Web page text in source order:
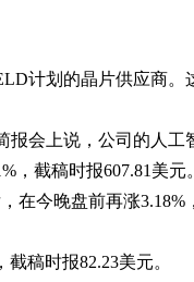
计划的晶片供应商
会上说，公司的人
，截稿时报607.81美元。
今晚盘前再涨3.18%
稿时报82.23美元。